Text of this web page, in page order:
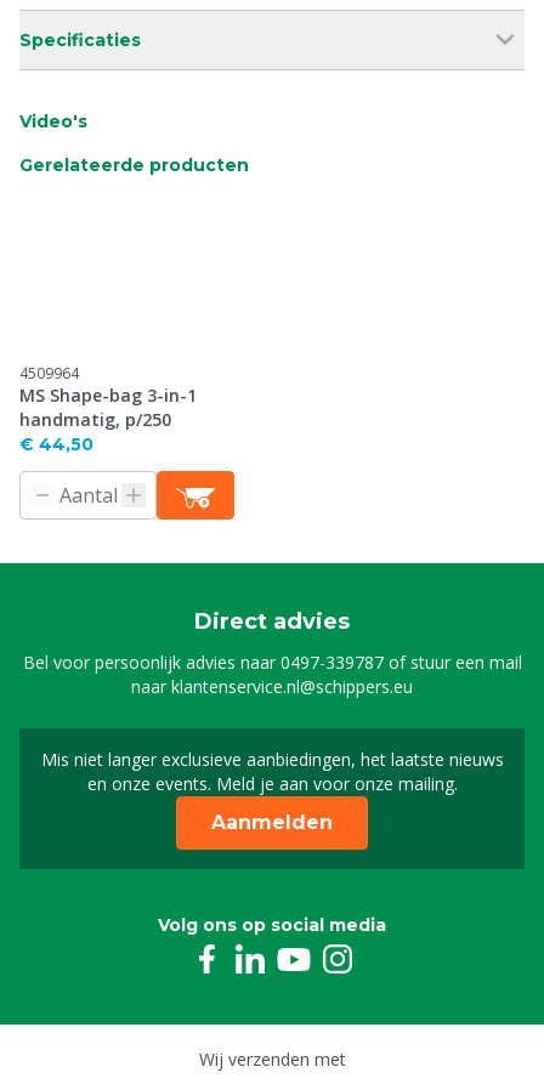
Specificaties
Video's
Gerelateerde producten
4509964
MS Shape-bag 3-in-1
handmatig, p/250
€ 44,50
Direct advies
Bel voor persoonlijk advies naar0497-339787of stuur een mail
naarklantenservice.nl@schippers.eu
Mis niet langer exclusieve aanbiedingen, het laatste nieuws
en onze events. Meld je aan voor onze mailing.
Schrijf je in voor onze
Aanmelden
Volg ons op social media
Wij verzenden met